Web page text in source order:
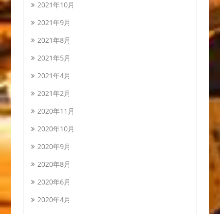
2021年10月
2021年9月
2021年8月
2021年5月
2021年4月
2021年2月
2020年11月
2020年10月
2020年9月
2020年8月
2020年6月
2020年4月